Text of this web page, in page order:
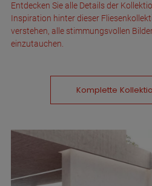
Entdecken Sie alle Details der
Inspiration hinter dieser
verstehen, alle stimmungsvollen
einzutauchen.
Komplette